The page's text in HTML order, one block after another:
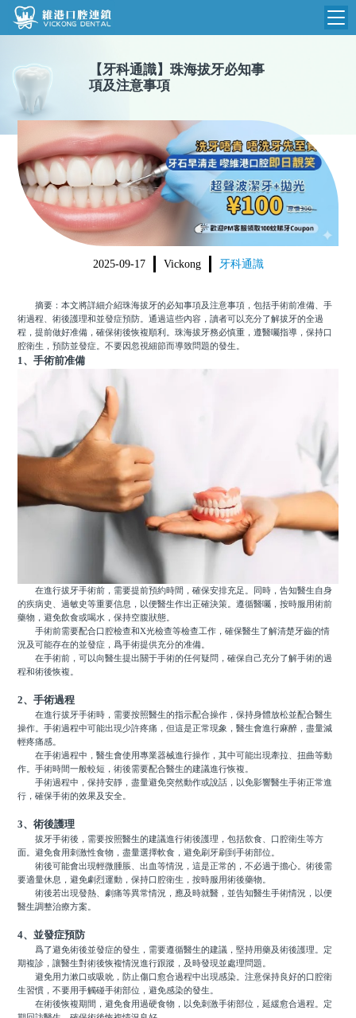
維港首頁
品牌介紹
環境設備
醫院新聞
收費標準
N
收費總表
植牙收費
根管收費
美學收費
箍牙收費
醫生團隊
門診時間
【 牙科通識】 珠海拔牙必知事
項及注意事項
2025-09-17 Vickong 牙科通識
摘要：本文將詳細介紹珠海拔牙的必知事項及注意事項，包括手術前准備、手
術過程、術後護理和並發症預防。通過這些內容，讀者可以充分了解拔牙的全過
程，提前做好准備，確保術後恢複順利。珠海拔牙務必慎重，遵醫囑指導，保持口
腔衛生，預防並發症。不要因忽視細節而導致問題的發生。
1、手術前准備
在進行拔牙手術前，需要提前預約時間，確保安排充足。同時，告知醫生自身
的疾病史、過敏史等重要信息，以便醫生作出正確決策。遵循醫囑，按時服用術前
藥物，避免飲食或喝水，保持空腹狀態。
手術前需要配合口腔檢查和X光檢查等檢查工作，確保醫生了解清楚牙齒的情
況及可能存在的並發症，爲手術提供充分的准備。
在手術前，可以向醫生提出關于手術的任何疑問，確保自己充分了解手術的過
程和術後恢複。
2、手術過程
在進行拔牙手術時，需要按照醫生的指示配合操作，保持身體放松並配合醫生
操作。手術過程中可能出現少許疼痛，但這是正常現象，醫生會進行麻醉，盡量減
輕疼痛感。
在手術過程中，醫生會使用專業器械進行操作，其中可能出現牽拉、扭曲等動
作。手術時間一般較短，術後需要配合醫生的建議進行恢複。
手術過程中，保持安靜，盡量避免突然動作或說話，以免影響醫生手術正常進
行，確保手術的效果及安全。
3、術後護理
拔牙手術後，需要按照醫生的建議進行術後護理，包括飲食、口腔衛生等方
面。避免食用刺激性食物，盡量選擇軟食，避免刷牙刷到手術部位。
術後可能會出現輕微腫脹、出血等情況，這是正常的，不必過于擔心。術後需
要適量休息，避免劇烈運動，保持口腔衛生，按時服用術後藥物。
術後若出現發熱、劇痛等異常情況，應及時就醫，並告知醫生手術情況，以便
醫生調整治療方案。
4、並發症預防
爲了避免術後並發症的發生，需要遵循醫生的建議，堅持用藥及術後護理。定
期複診，讓醫生對術後恢複情況進行跟蹤，及時發現並處理問題。
避免用力漱口或吸吮，防止傷口愈合過程中出現感染。注意保持良好的口腔衛
生習慣，不要用手觸碰手術部位，避免感染的發生。
在術後恢複期間，避免食用過硬食物，以免刺激手術部位，延緩愈合過程。定